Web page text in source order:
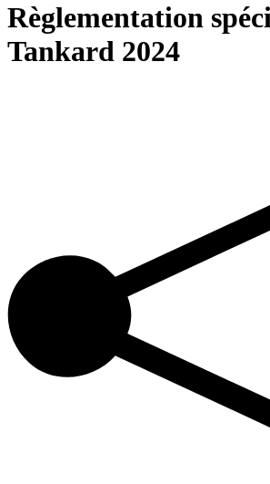
Règlementation
Tankard 2024